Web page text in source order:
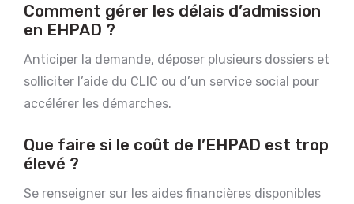
Comment gérer les délais d’admission
en EHPAD ?
Anticiper la demande, déposer plusieurs dossiers et
solliciter l’aide du CLIC ou d’un service social pour
accélérer les démarches.
Que faire si le coût de l’EHPAD est trop
élevé ?
Se renseigner sur les aides financières disponibles